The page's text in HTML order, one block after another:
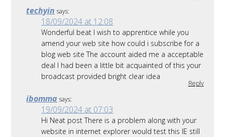
techyin says:
18/09/2024 at 12:08
Wonderful beat I wish to apprentice while you
amend your web site how could i subscribe for a
blog web site The account aided me a acceptable
deal I had been a little bit acquainted of this your
broadcast provided bright clear idea
Reply
ibomma says:
19/09/2024 at 07:03
Hi Neat post There is a problem along with your
website in internet explorer would test this IE still